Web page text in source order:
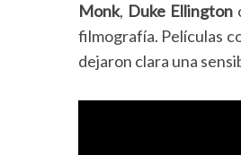
Monk, Duke Ellington
filmografía. Películas
dejaron clara una